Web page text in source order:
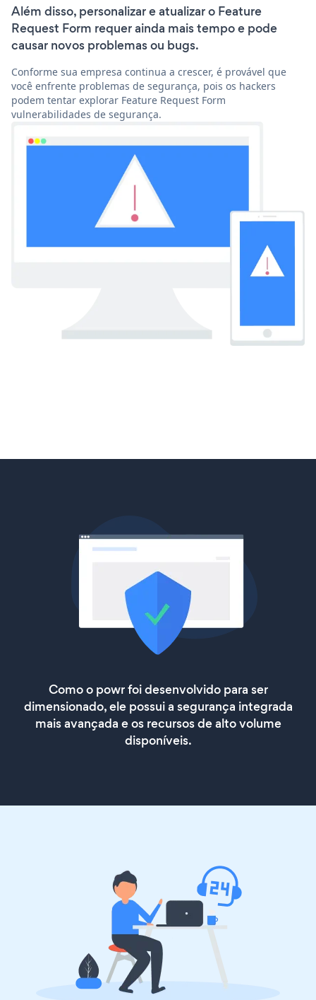
Além disso, personalizar e atualizar o Feature
Request Form requer ainda mais tempo e pode
causar novos problemas ou bugs.
Conforme sua empresa continua a crescer, é provável que
você enfrente problemas de segurança, pois os hackers
podem tentar explorar Feature Request Form
vulnerabilidades de segurança.
Como o powr foi desenvolvido para ser
dimensionado, ele possui a segurança integrada
mais avançada e os recursos de alto volume
disponíveis.